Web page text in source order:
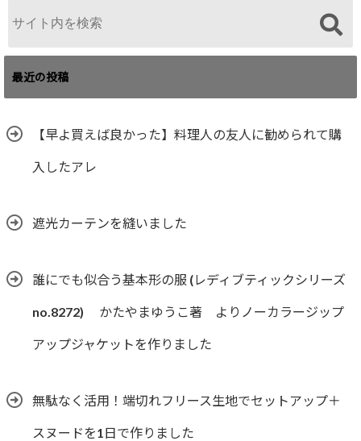
最近の投稿
【早よ買えば良かった】料理人の友人に勧められて購
入したアレ
遮光カーテンを縫いました
誰にでも似合う基本形の服 (レディブティックシリーズ
no.8272) かたやまゆうこ著 よりノーカラージップ
アップジャケットを作りました
無駄なく活用！端切れフリース生地でセットアップ＋
スヌードを1日で作りました